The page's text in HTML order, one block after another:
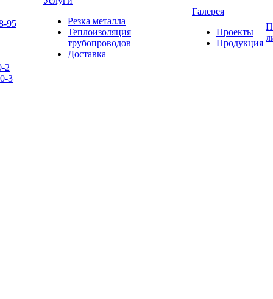
95
2
3
Резка металла
Теплоизоляция
трубопроводов
Доставка
Галерея
Проекты
Продукция